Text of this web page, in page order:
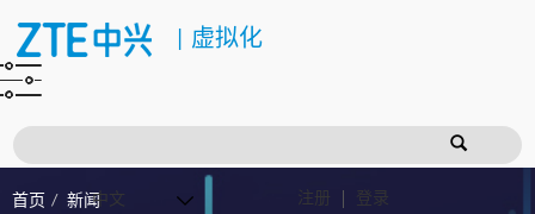
虚拟化
注册 登录
首页
新闻